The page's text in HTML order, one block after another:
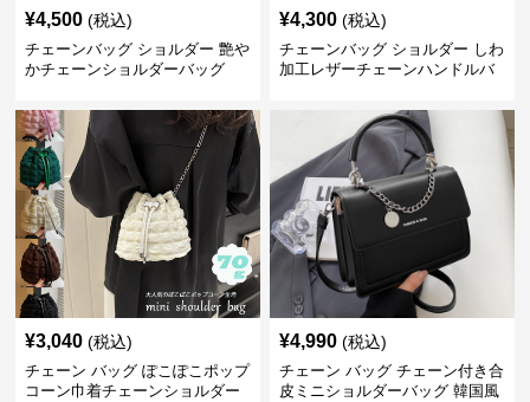
¥4,500 (税込)
チェーンバッグ ショルダー 艶や
かチェーンショルダーバッグ
¥4,300 (税込)
チェーンバッグ ショルダー しわ
加工レザーチェーンハンドルバ
¥3,040 (税込)
チェーン バッグ ぽこぽこポップ
コーン巾着チェーンショルダー
¥4,990 (税込)
チェーン バッグ チェーン付き合
皮ミニショルダーバッグ 韓国風